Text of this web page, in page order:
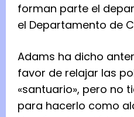
forman parte el
el Departamento de
Adams ha dicho
favor de relajar las
«santuario», pero no
para hacerlo como